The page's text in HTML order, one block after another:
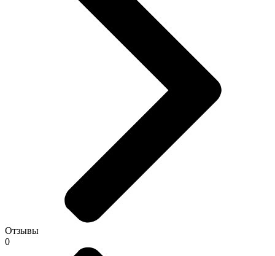
Отзывы
0